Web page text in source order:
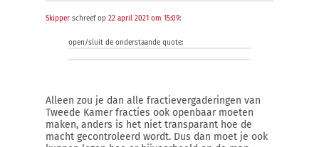
Skipper schreef op 22 april 2021 om 15:09:
open/sluit de onderstaande quote:
Alleen zou je dan alle fractievergaderingen van
Tweede Kamer fracties ook openbaar moeten
maken, anders is het niet transparant hoe de
macht gecontroleerd wordt. Dus dan moet je ook